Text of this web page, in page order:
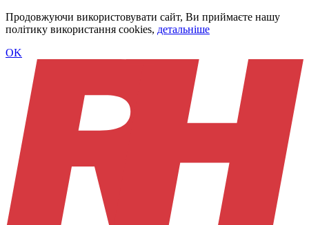
Продовжуючи використовувати сайт, Ви приймаєте нашу
політику використання cookies, детальніше
OK